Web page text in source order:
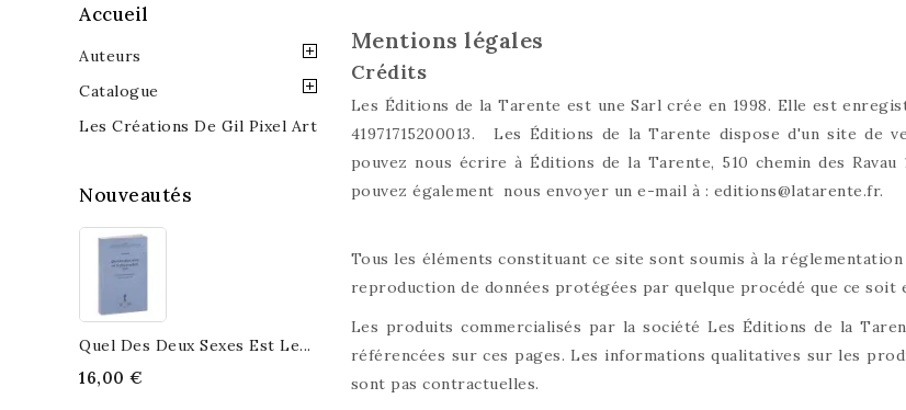
Accueil
Auteurs
Catalogue
Les Créations De Gil Pixel Art
Nouveautés
Quel Des Deux Sexes Est Le...
16,00 €
Mentions légales
Crédits
Les Éditions de la Tarente est une Sarl crée en 1998. Elle est
41971715200013. Les Éditions de la Tarente dispose d'un site de
pouvez nous écrire à Éditions de la Tarente, 510 chemin des
pouvez également nous envoyer un e-mail à : editions@latarente.fr.
Tous les éléments constituant ce site sont soumis à la
reproduction de données protégées par quelque procédé que ce soit
Les produits commercialisés par la société Les Éditions de la
référencées sur ces pages. Les informations qualitatives sur les
sont pas contractuelles.